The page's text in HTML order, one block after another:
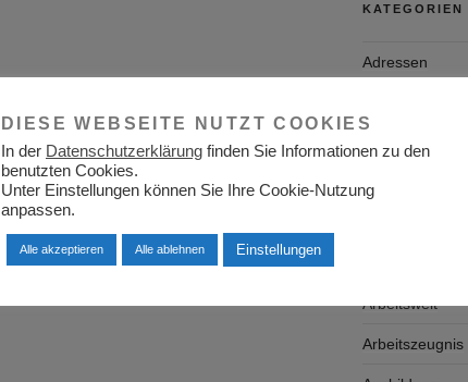
KATEGORIEN
Adressen
Allgemein
Arbeitswelt
Arbeitszeugnis
DIESE WEBSEITE NUTZT COOKIES
In der Datenschutzerklärung finden Sie Informationen zu den
benutzten Cookies.
Unter Einstellungen können Sie Ihre Cookie-Nutzung
anpassen.
Alle akzeptieren Alle ablehnen Einstellungen